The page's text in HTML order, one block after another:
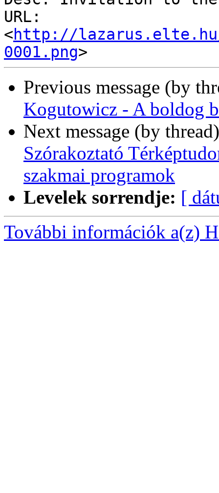
URL:
<http://lazarus.elte.hu/
0001.png
Previous message (by
Kogutowicz - A boldog
Next message (by
Szórakoztató
szakmai programok
Levelek sorrendje: [
További információk a(z)